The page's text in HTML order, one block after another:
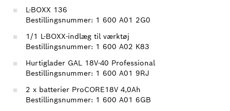
L-BOXX 136
Bestillingsnummer: 1 600 A01 2G0
1/1 L-BOXX-indlæg til værktøj
Bestillingsnummer: 1 600 A02 K83
Hurtiglader GAL 18V-40 Professional
Bestillingsnummer: 1 600 A01 9RJ
2 x batterier ProCORE18V 4,0Ah
Bestillingsnummer: 1 600 A01 6GB